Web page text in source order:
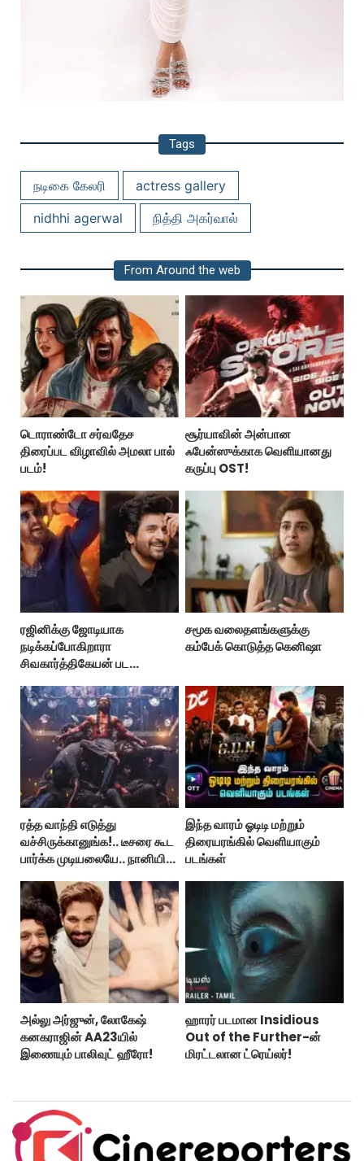
Tags
நடிகை கேலரி
actress gallery
nidhhi agerwal
நித்தி அகர்வால்
From Around the web
டொராண்டோ சர்வதேச
திரைப்பட விழாவில் அமலா பால்
படம்!
சூர்யாவின் அன்பான
ஃபேன்ஸுக்காக வெளியானது
கருப்பு OST!
ரஜினிக்கு ஜோடியாக
நடிக்கப்போகிறாரா
சிவகார்த்திகேயன் பட
சமூக வலைதளங்களுக்கு
கம்பேக் கொடுத்த கெனிஷா
ரத்த வாந்தி எடுத்து
வச்சிருக்கானுங்க!.. டீசரை கூட
பார்க்க முடியலையே.. நானியின்
இந்த வாரம் ஓடிடி மற்றும்
திரையரங்கில் வெளியாகும்
படங்கள்
அல்லு அர்ஜுன், லோகேஷ்
கனகராஜின் AA23யில்
இணையும் பாலிவுட் ஹீரோ!
ஹாரர் படமான Insidious
Out of the Further-ன்
மிரட்டலான ட்ரெய்லர்!